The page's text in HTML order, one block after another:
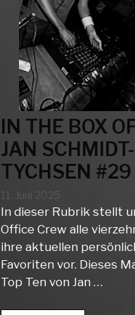
IN THE BOX
JAN SCHMIDT-
TYCHSEN #29
11. Juni 2025
In dieser Rubrik stellt
Office Crew alle
ihre aktuellen
Favoriten vor. Dieses
Top Ten von Jan …